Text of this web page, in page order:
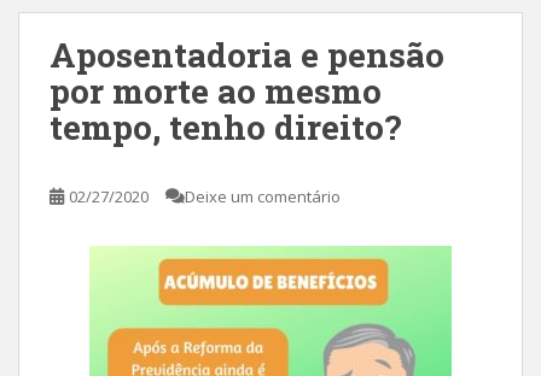
Aposentadoria e pensão
por morte ao mesmo
tempo, tenho direito?
02/27/2020 Deixe um comentário